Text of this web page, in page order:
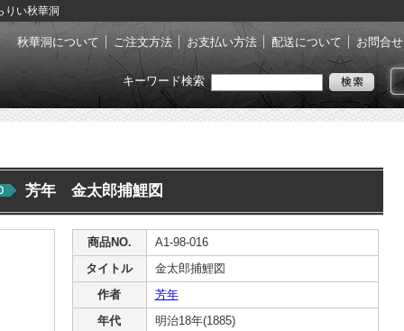
りい秋華洞
秋華洞について ご注文方法 お支払い方法 配送について お問合せ
キーワード検索
芳年 金太郎捕鯉図
商品NO.
A1-98-016
タイトル
金太郎捕鯉図
作者
芳年
年代
明治18年(1885)